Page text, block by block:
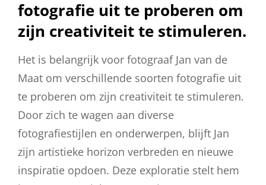
fotografie uit te proberen om
zijn creativiteit te stimuleren.
Het is belangrijk voor fotograaf Jan van de
Maat om verschillende soorten fotografie uit
te proberen om zijn creativiteit te stimuleren.
Door zich te wagen aan diverse
fotografiestijlen en onderwerpen, blijft Jan
zijn artistieke horizon verbreden en nieuwe
inspiratie opdoen. Deze exploratie stelt hem